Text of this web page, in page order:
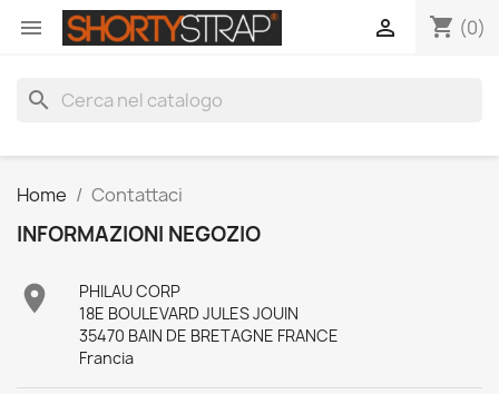
 shopping_cart (0)

search
Home Contattaci
INFORMAZIONI NEGOZIO

PHILAU CORP
18E BOULEVARD JULES JOUIN
35470 BAIN DE BRETAGNE FRANCE
Francia